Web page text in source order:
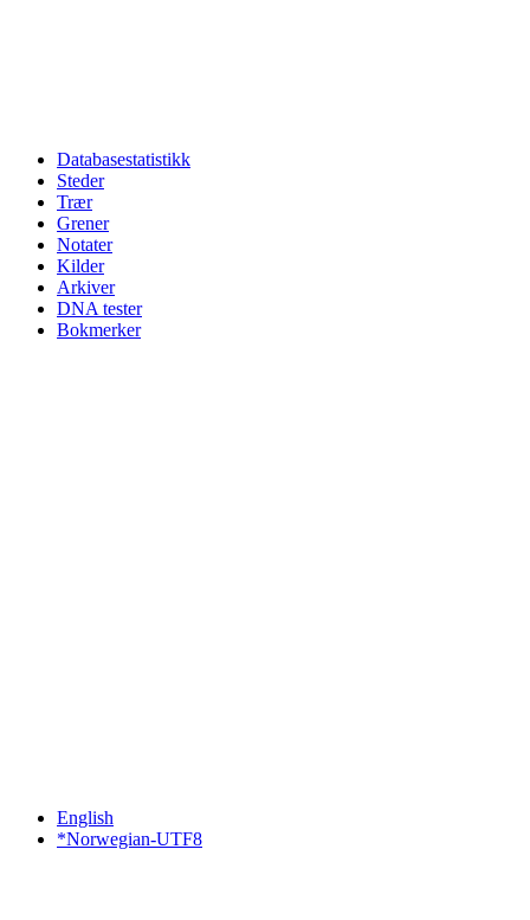
Databasestatistikk
Steder
Trær
Grener
Notater
Kilder
Arkiver
DNA tester
Bokmerker
English
*Norwegian-UTF8